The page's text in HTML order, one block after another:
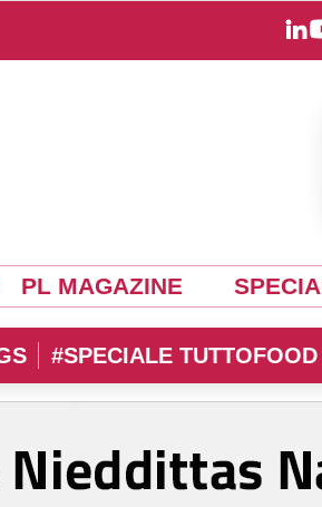
PL MAGAZINE
#SPECIALE